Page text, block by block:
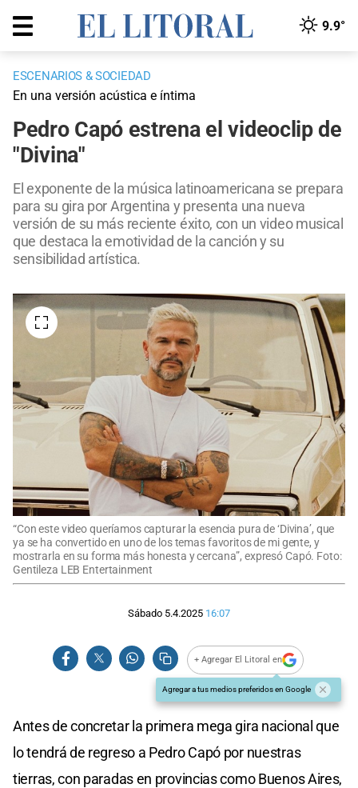
9.9°
ESCENARIOS & SOCIEDAD
En una versión acústica e íntima
Pedro Capó estrena el videoclip de
"Divina"
El exponente de la música latinoamericana se prepara
para su gira por Argentina y presenta una nueva
versión de su más reciente éxito, con un video musical
que destaca la emotividad de la canción y su
sensibilidad artística.
“Con este video queríamos capturar la esencia pura de ‘Divina’, que
ya se ha convertido en uno de los temas favoritos de mi gente, y
mostrarla en su forma más honesta y cercana”, expresó Capó. Foto:
Gentileza LEB Entertainment
Sábado 5.4.2025 16:07
+ Agregar El Litoral en
Agregar a tus medios preferidos en Google
Antes de concretar la primera mega gira nacional que
lo tendrá de regreso a Pedro Capó por nuestras
tierras, con paradas en provincias como Buenos Aires,